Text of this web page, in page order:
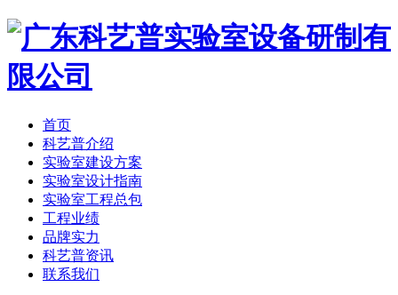
首页
科艺普介绍
实验室建设方案
实验室设计指南
实验室工程总包
工程业绩
品牌实力
科艺普资讯
联系我们